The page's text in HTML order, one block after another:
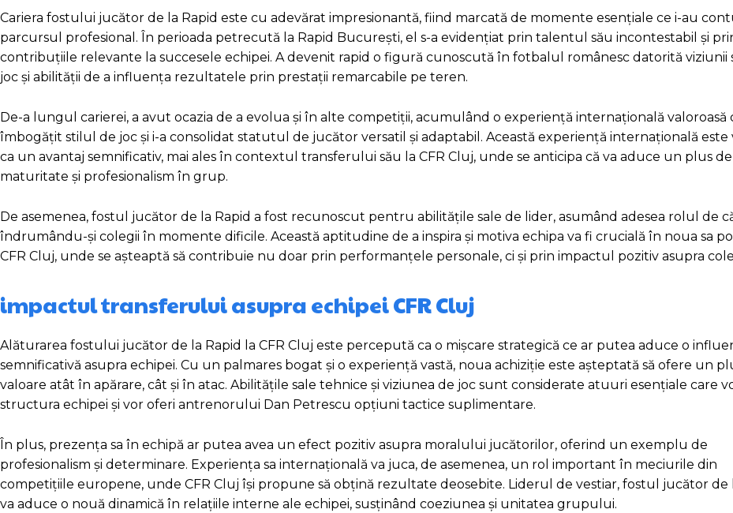
Cariera fostului jucător de la Rapid este cu adevărat impresionantă, fiind marcată de momente esențiale ce i-au
parcursul profesional. În perioada petrecută la Rapid București, el s-a evidențiat prin talentul său incontestabil și
contribuțiile relevante la succesele echipei. A devenit rapid o figură cunoscută în fotbalul românesc datorită viziunii
joc și abilității de a influența rezultatele prin prestații remarcabile pe teren.
De-a lungul carierei, a avut ocazia de a evolua și în alte competiții, acumulând o experiență internațională valoroasă
îmbogățit stilul de joc și i-a consolidat statutul de jucător versatil și adaptabil. Această experiență internațională este
ca un avantaj semnificativ, mai ales în contextul transferului său la CFR Cluj, unde se anticipa că va aduce un plus de
maturitate și profesionalism în grup.
De asemenea, fostul jucător de la Rapid a fost recunoscut pentru abilitățile sale de lider, asumând adesea rolul de
îndrumându-și colegii în momente dificile. Această aptitudine de a inspira și motiva echipa va fi crucială în noua sa
CFR Cluj, unde se așteaptă să contribuie nu doar prin performanțele personale, ci și prin impactul pozitiv asupra
impactul transferului asupra echipei CFR Cluj
Alăturarea fostului jucător de la Rapid la CFR Cluj este percepută ca o mișcare strategică ce ar putea aduce o
semnificativă asupra echipei. Cu un palmares bogat și o experiență vastă, noua achiziție este așteptată să ofere un
valoare atât în apărare, cât și în atac. Abilitățile sale tehnice și viziunea de joc sunt considerate atuuri esențiale care
structura echipei și vor oferi antrenorului Dan Petrescu opțiuni tactice suplimentare.
În plus, prezența sa în echipă ar putea avea un efect pozitiv asupra moralului jucătorilor, oferind un exemplu de
profesionalism și determinare. Experiența sa internațională va juca, de asemenea, un rol important în meciurile din
competițiile europene, unde CFR Cluj își propune să obțină rezultate deosebite. Liderul de vestiar, fostul jucător de
va aduce o nouă dinamică în relațiile interne ale echipei, susținând coeziunea și unitatea grupului.